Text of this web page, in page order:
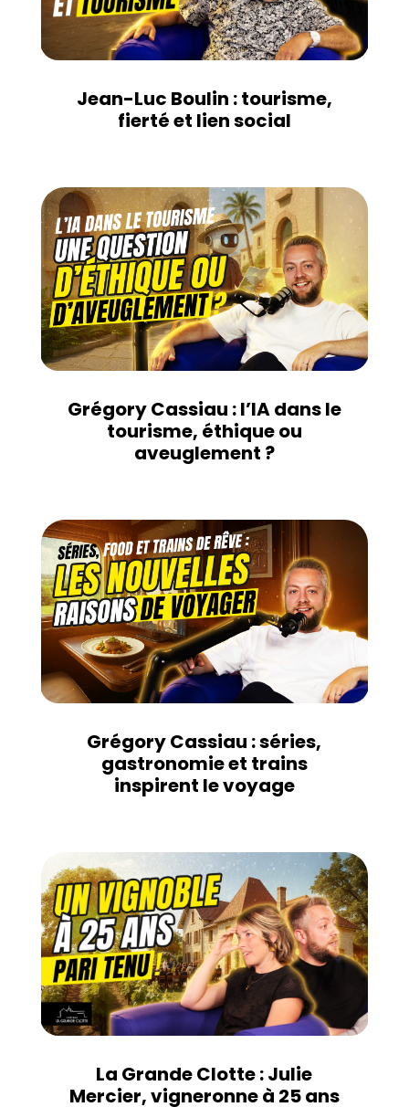
Jean-Luc Boulin : tourisme,
fierté et lien social
Grégory Cassiau : l’IA dans le
tourisme, éthique ou
aveuglement ?
Grégory Cassiau : séries,
gastronomie et trains
inspirent le voyage
La Grande Clotte : Julie
Mercier, vigneronne à 25 ans